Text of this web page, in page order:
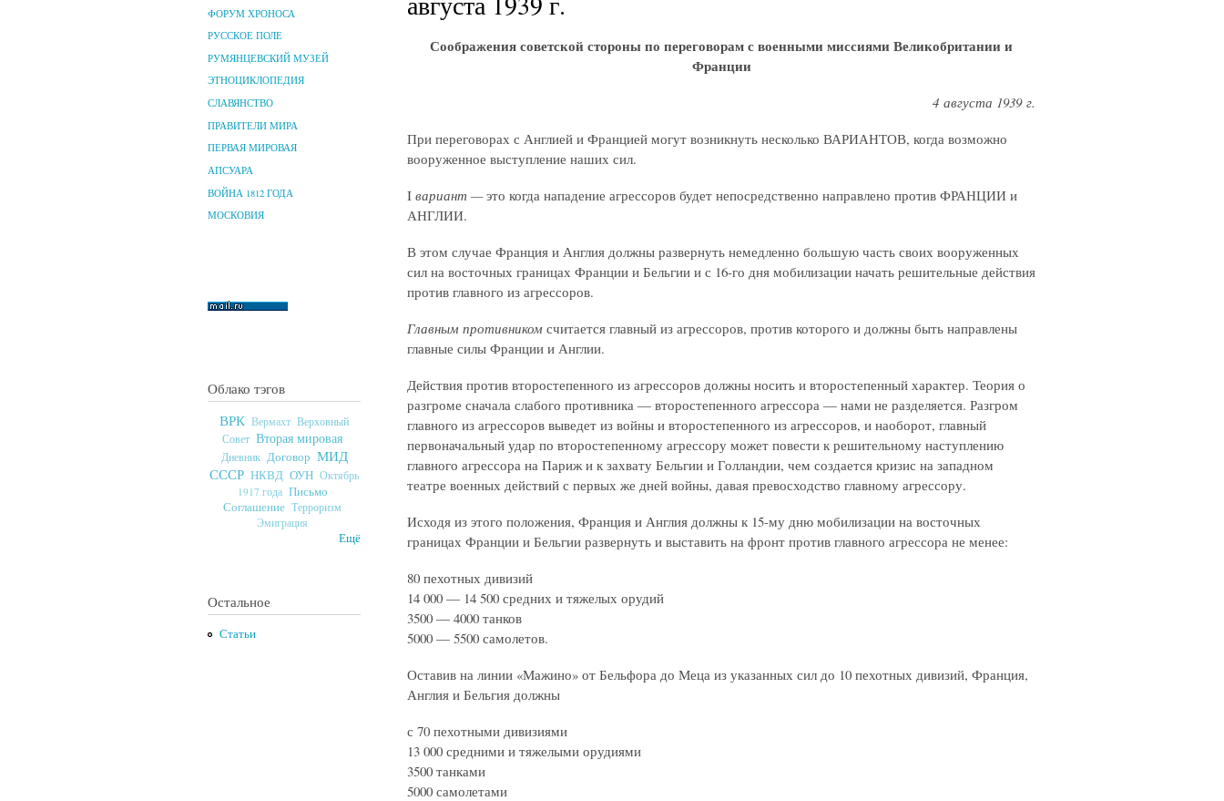
ФОРУМ ХРОНОСА
РУССКОЕ ПОЛЕ
РУМЯНЦЕВСКИЙ МУЗЕЙ
ЭТНОЦИКЛОПЕДИЯ
СЛАВЯНСТВО
ПРАВИТЕЛИ МИРА
ПЕРВАЯ МИРОВАЯ
АПСУАРА
ВОЙНА 1812 ГОДА
МОСКОВИЯ
Облако тэгов
ВРК Вермахт Верховный
Совет Вторая мировая
Дневник Договор МИД
СССР НКВД ОУН Октябрь
1917 года Письмо
Соглашение Терроризм
Эмиграция
Ещё
Остальное
Статьи
Соображения советской стороны по переговорам с военными миссиями Великобритании и
Франции
4 августа 1939 г.
При переговорах с Англией и Францией могут возникнуть несколько ВАРИАНТОВ, когда возможно
вооруженное выступление наших сил.
I вариант —это когда нападение агрессоров будет непосредственно направлено против ФРАНЦИИ и
АНГЛИИ.
В этом случае Франция и Англия должны развернуть немедленно большую часть своих вооруженных
сил на восточных границах Франции и Бельгии и с 16-го дня мобилизации начать решительные действия
против главного из агрессоров.
Главным противником считается главный из агрессоров, против которого и должны быть направлены
главные силы Франции и Англии.
Действия против второстепенного из агрессоров должны носить и второстепенный характер. Теория о
разгроме сначала слабого противника — второстепенного агрессора — нами не разделяется. Разгром
главного из агрессоров выведет из войны и второстепенного из агрессоров, и наоборот, главный
первоначальный удар по второстепенному агрессору может повести к решительному наступлению
главного агрессора на Париж и к захвату Бельгии и Голландии, чем создается кризис на западном
театре военных действий с первых же дней войны, давая превосходство главному агрессору.
Исходя из этого положения, Франция и Англия должны к 15-му дню мобилизации на восточных
границах Франции и Бельгии развернуть и выставить на фронт против главного агрессора не менее:
80 пехотных дивизий
14 000 — 14 500 средних и тяжелых орудий
3500 — 4000 танков
5000 — 5500 самолетов.
Оставив на линии «Мажино» от Бельфора до Меца из указанных сил до 10 пехотных дивизий, Франция,
Англия и Бельгия должны
с 70 пехотными дивизиями
13 000 средними и тяжелыми орудиями
3500 танками
5000 самолетами